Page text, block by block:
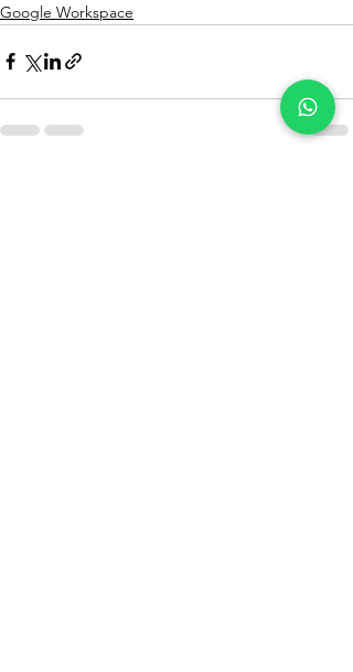
Google Workspace